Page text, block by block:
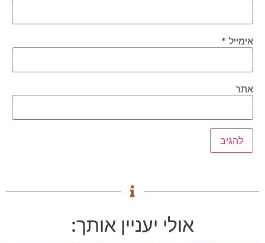
אימייל*
אתר
אולי יעניין אותך: